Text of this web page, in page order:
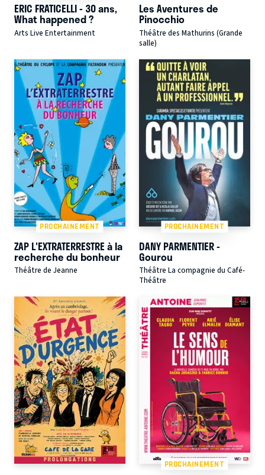
ERIC FRATICELLI - 30 ans,
What happened ?
Arts Live Entertainment
Les Aventures de
Pinocchio
Théâtre des Mathurins (Grande
salle)
PROCHAINEMENT
ZAP L'EXTRATERRESTRE à la
recherche du bonheur
Théâtre de Jeanne
PROCHAINEMENT
DANY PARMENTIER -
Gourou
Théâtre La compagnie du Café-
Théâtre
PROCHAINEMENT